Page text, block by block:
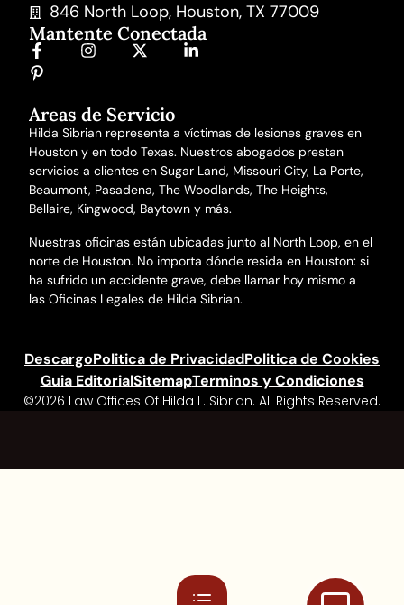
846 North Loop, Houston, TX 77009
Mantente Conectada
Areas de Servicio
Hilda Sibrian representa a víctimas de lesiones graves en
Houston y en todo Texas. Nuestros abogados prestan
servicios a clientes en Sugar Land, Missouri City, La Porte,
Beaumont, Pasadena, The Woodlands, The Heights,
Bellaire, Kingwood, Baytown y más.
Nuestras oficinas están ubicadas junto al North Loop, en el
norte de Houston. No importa dónde resida en Houston: si
ha sufrido un accidente grave, debe llamar hoy mismo a
las Oficinas Legales de Hilda Sibrian.
DescargoPolitica de PrivacidadPolitica de Cookies
Guia EditorialSitemapTerminos y Condiciones
©2026 Law Offices Of Hilda L. Sibrian. All Rights Reserved.